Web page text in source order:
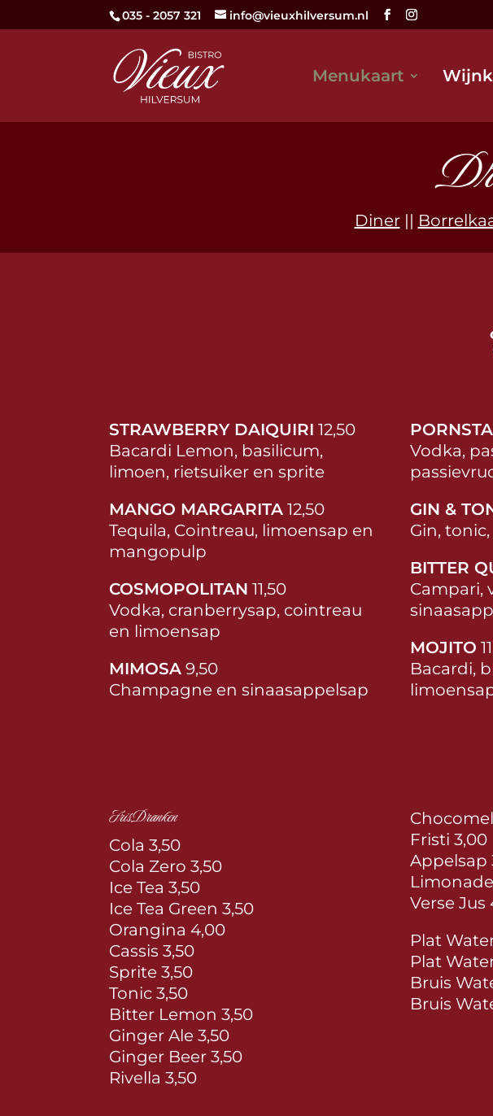
035 - 2057 321 info@vieuxhilversum.nl
Menukaart
Diner||
STRAWBERRY DAIQUIRI 12,50
Bacardi Lemon, basilicum,
limoen, rietsuiker en sprite
MANGO MARGARITA 12,50
Tequila, Cointreau, limoensap en
mangopulp
COSMOPOLITAN 11,50
Vodka, cranberrysap, cointreau
en limoensap
MIMOSA 9,50
Champagne en sinaasappelsap
Vodka,
GIN &
Gin,
BITTER
Campari,
MOJITO
Bacardi,
FrisDranken
Cola 3,50
Cola Zero 3,50
Ice Tea 3,50
Ice Tea Green 3,50
Orangina 4,00
Cassis 3,50
Sprite 3,50
Tonic 3,50
Bitter Lemon 3,50
Ginger Ale 3,50
Ginger Beer 3,50
Rivella 3,50
Fristi 3,00
Appelsap
Limonade
Verse Jus
Plat
Plat
Bruis
Bruis